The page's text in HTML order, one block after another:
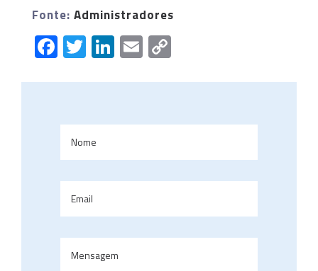
Fonte: Administradores
Facebook
Twitter
LinkedIn
Email